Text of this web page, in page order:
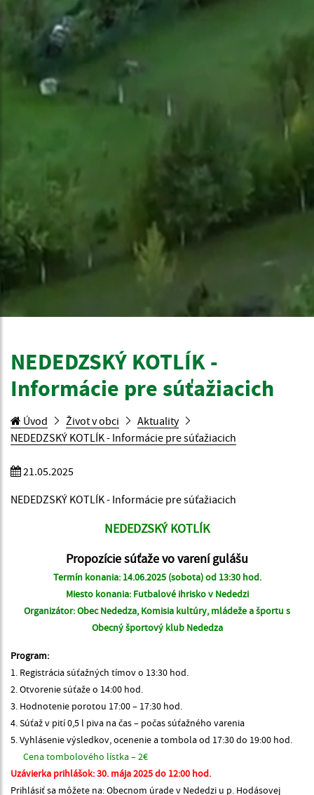
NEDEDZSKÝ KOTLÍK -
Informácie pre súťažiacich
Úvod Život v obci
Aktuality
NEDEDZSKÝ KOTLÍK - Informácie pre súťažiacich
21.05.2025
NEDEDZSKÝ KOTLÍK - Informácie pre súťažiacich
NEDEDZSKÝ KOTLÍK
Propozície súťaže vo varení gulášu
Termín konania: 14.06.2025 (sobota) od 13:30 hod.
Miesto konania: Futbalové ihrisko v Nededzi
Organizátor: Obec Nededza, Komisia kultúry, mládeže a športu s
Obecný športový klub Nededza
Program:
1. Registrácia súťažných tímov o 13:30 hod.
2. Otvorenie súťaže o 14:00 hod.
3. Hodnotenie porotou 17:00 – 17:30 hod.
4. Súťaž v pití 0,5 l piva na čas – počas súťažného varenia
5. Vyhlásenie výsledkov, ocenenie a tombola od 17:30 do 19:00 hod.
Cena tombolového lístka – 2€
Uzávierka prihlášok: 30. mája 2025 do 12:00 hod.
Prihlásiť sa môžete na: Obecnom úrade v Nededzi u p. Hodásovej